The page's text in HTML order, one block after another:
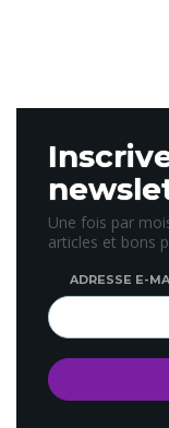
Une fois par
articles et bons
ADRESSE E-